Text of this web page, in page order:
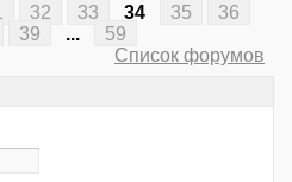
32 33 34 35
36
39 ...
59
Список форумов